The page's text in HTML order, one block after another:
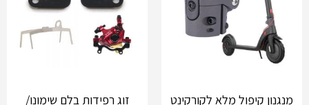
מנגנון קיפול מלא לקורקינט
זוג רפידות בלם שימונו/